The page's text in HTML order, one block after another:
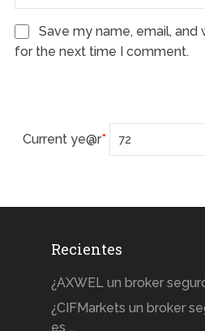
Save my name, email, and
for the next time I comment.
Current ye@r*
Recientes
¿AXWEL un broker
¿CIFMarkets un broker
es …